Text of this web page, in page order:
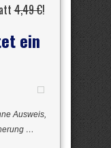
4,49 €!
ein
Ausweis,
…